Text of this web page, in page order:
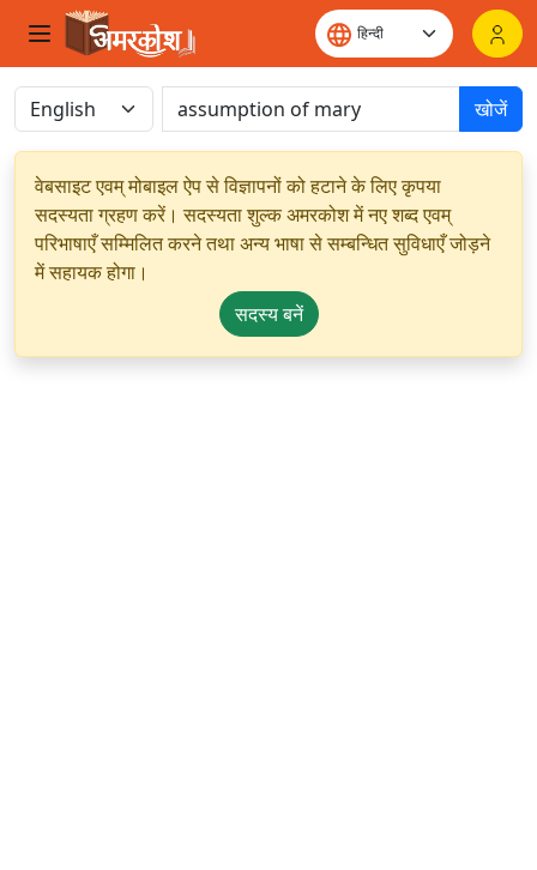
खोजें
वेबसाइट एवम् मोबाइल ऐप से विज्ञापनों को हटाने के लिए कृपया
सदस्यता ग्रहण करें। सदस्यता शुल्क अमरकोश में नए शब्द एवम्
परिभाषाएँ सम्मिलित करने तथा अन्य भाषा से सम्बन्धित सुविधाएँ जोड़ने
में सहायक होगा।
सदस्य बनें